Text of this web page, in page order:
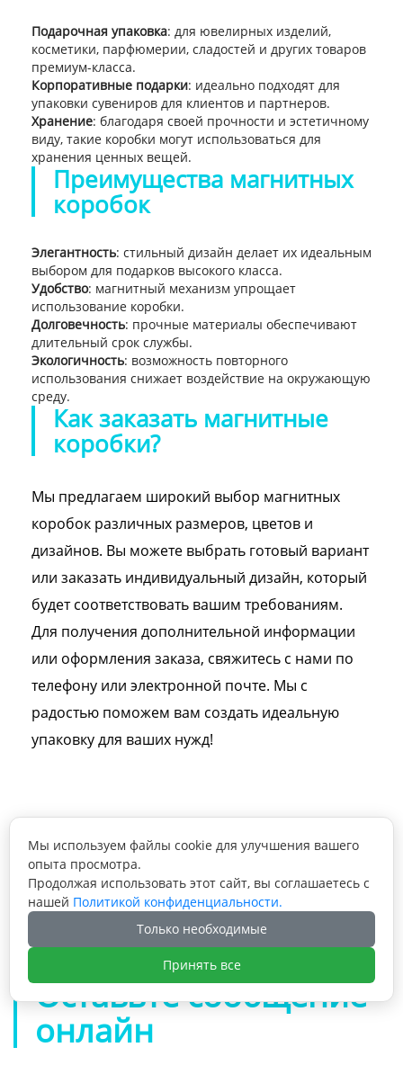
Подарочная упаковка: для ювелирных изделий,
косметики, парфюмерии, сладостей и других товаров
премиум-класса.
Корпоративные подарки: идеально подходят для
упаковки сувениров для клиентов и партнеров.
Хранение: благодаря своей прочности и эстетичному
виду, такие коробки могут использоваться для
хранения ценных вещей.
Преимущества магнитных
коробок
Элегантность: стильный дизайн делает их идеальным
выбором для подарков высокого класса.
Удобство: магнитный механизм упрощает
использование коробки.
Долговечность: прочные материалы обеспечивают
длительный срок службы.
Экологичность: возможность повторного
использования снижает воздействие на окружающую
среду.
Как заказать магнитные
коробки?
Мы предлагаем широкий выбор магнитных
коробок различных размеров, цветов и
дизайнов. Вы можете выбрать готовый вариант
или заказать индивидуальный дизайн, который
будет соответствовать вашим требованиям.
Для получения дополнительной информации
или оформления заказа, свяжитесь с нами по
телефону или электронной почте. Мы с
радостью поможем вам создать идеальную
упаковку для ваших нужд!

Предыдущая статья: Тонкая картонная
коробка-витрина с отверстием для
подвешивания, упаковочная картонная
коробка для защиты экрана мобильного
Следующая статья: Бесплатный дизайн,
индивидуальный логотип, подарочная
коробка для сахара, роскошные
упаковочные коробки для сладостей с

Оставьте сообщение
онлайн
Мы используем файлы cookie для улучшения вашего
опыта просмотра.
Продолжая использовать этот сайт, вы соглашаетесь с
нашей Политикой конфиденциальности.
Только необходимые
Принять все